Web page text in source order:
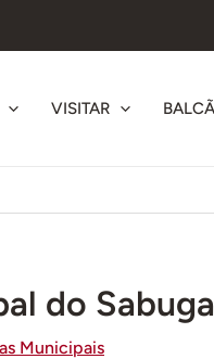
VISITAR
do
Municipais